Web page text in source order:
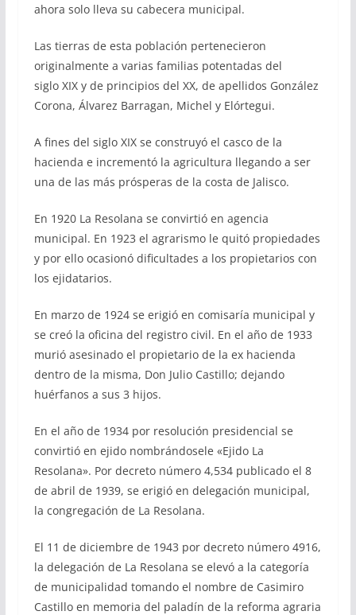
ahora solo lleva su cabecera municipal.
Las tierras de esta población pertenecieron
originalmente a varias familias potentadas del
siglo XIX y de principios del XX, de apellidos González
Corona, Álvarez Barragan, Michel y Elórtegui.
A fines del siglo XIX se construyó el casco de la
hacienda e incrementó la agricultura llegando a ser
una de las más prósperas de la costa de Jalisco.
En 1920 La Resolana se convirtió en agencia
municipal. En 1923 el agrarismo le quitó propiedades
y por ello ocasionó dificultades a los propietarios con
los ejidatarios.
En marzo de 1924 se erigió en comisaría municipal y
se creó la oficina del registro civil. En el año de 1933
murió asesinado el propietario de la ex hacienda
dentro de la misma, Don Julio Castillo; dejando
huérfanos a sus 3 hijos.
En el año de 1934 por resolución presidencial se
convirtió en ejido nombrándosele «Ejido La
Resolana». Por decreto número 4,534 publicado el 8
de abril de 1939, se erigió en delegación municipal,
la congregación de La Resolana.
El 11 de diciembre de 1943 por decreto número 4916,
la delegación de La Resolana se elevó a la categoría
de municipalidad tomando el nombre de Casimiro
Castillo en memoria del paladín de la reforma agraria